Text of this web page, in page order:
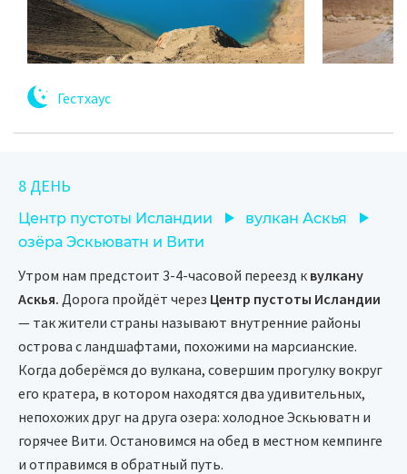
Гестхаус
8 ДЕНЬ
Центр пустоты Исландии
вулкан Аскья
озёра Эскьюватн и Вити
Утром нам предстоит 3-4-часовой переезд к вулкану
Аскья. Дорога пройдёт через Центр пустоты Исландии
— так жители страны называют внутренние районы
острова с ландшафтами, похожими на марсианские.
Когда доберёмся до вулкана, совершим прогулку вокруг
его кратера, в котором находятся два удивительных,
непохожих друг на друга озера: холодное Эскьюватн и
горячее Вити. Остановимся на обед в местном кемпинге
и отправимся в обратный путь.